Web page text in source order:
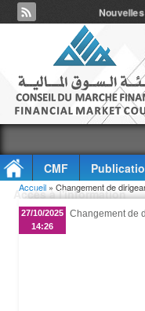
CMF
Accès à l'information
Vous êtes ici
Accueil » Changement de
27/10/2025
14:26
Changement de